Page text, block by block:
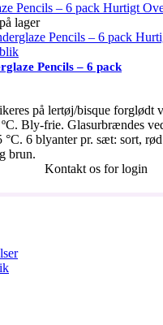
Hurtigt
lager
Pencils – 6 pack
på lertøj/bisque forglødt
ºC. Bly-frie. Glasurbrændes
°C. 6 blyanter pr. sæt: sort,
brun.
Kontakt os for login